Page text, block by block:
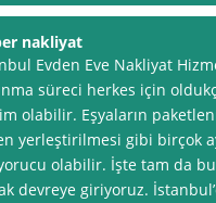
nakliyat
Evden Eve Nakliyat
süreci herkes için
olabilir. Eşyaların
yerleştirilmesi gibi birçok
olabilir. İşte tam da
devreye giriyoruz.